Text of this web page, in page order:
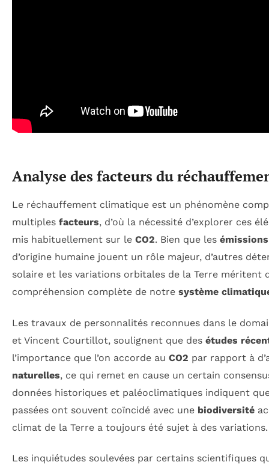
Analyse des facteurs du
Le réchauffement climatique est un phénomène
multiples facteurs, d’où la nécessité d’explorer ces
mis habituellement sur le CO2. Bien que les
d’origine humaine jouent un rôle majeur, d’autres
solaire et les variations orbitales de la Terre méritent
compréhension complète de notre système
Les travaux de personnalités reconnues dans le
et Vincent Courtillot, soulignent que des études
l’importance que l’on accorde au CO2 par rapport à
naturelles, ce qui remet en cause un certain
données historiques et paléoclimatiques indiquent
passées ont souvent coïncidé avec une biodiversité
climat de la Terre a toujours été sujet à des variations.
Les inquiétudes soulevées par certains scientifiques